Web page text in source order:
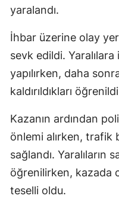
yaralandı.
İhbar üzerine olay
sevk edildi.
yapılırken, daha
kaldırıldıkları
Kazanın ardından
önlemi alırken, trafik
sağlandı. Yaralıların
öğrenilirken, kazada
teselli oldu.